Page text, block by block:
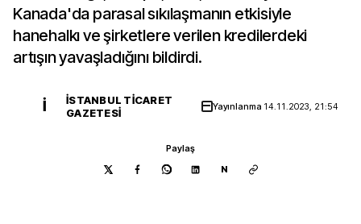
Kanada'da parasal sıkılaşmanın etkisiyle
hanehalkı ve şirketlere verilen kredilerdeki
artışın yavaşladığını bildirdi.
İ
İSTANBUL TICARET
GAZETESI
Yayınlanma 14.11.2023, 21:54
Paylaş
N